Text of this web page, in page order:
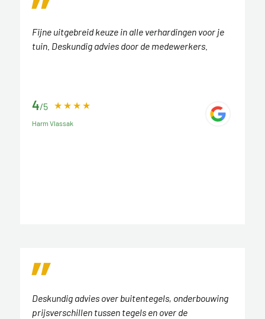
Fijne uitgebreid keuze in alle verhardingen voor je
tuin. Deskundig advies door de medewerkers.
4/5
Harm Vlassak
Deskundig advies over buitentegels, onderbouwing
prijsverschillen tussen tegels en over de